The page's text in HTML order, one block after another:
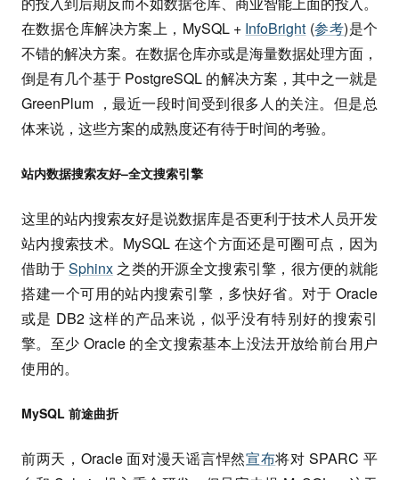
在数据仓库解决方案上，MySQL + InfoBright (参考)是个
不错的解决方案。在数据仓库亦或是海量数据处理方面，
倒是有几个基于 PostgreSQL 的解决方案，其中之一就是
GreenPlum ，最近一段时间受到很多人的关注。但是总
体来说，这些方案的成熟度还有待于时间的考验。
站内数据搜索友好–全文搜索引擎
这里的站内搜索友好是说数据库是否更利于技术人员开发
站内搜索技术。MySQL 在这个方面还是可圈可点，因为
借助于Sphinx 之类的开源全文搜索引擎，很方便的就能
搭建一个可用的站内搜索引擎，多快好省。对于 Oracle
或是 DB2 这样的产品来说，似乎没有特别好的搜索引
擎。至少 Oracle 的全文搜索基本上没法开放给前台用户
使用的。
MySQL 前途曲折
前两天，Oracle 面对漫天谣言悍然宣布将对 SPARC 平